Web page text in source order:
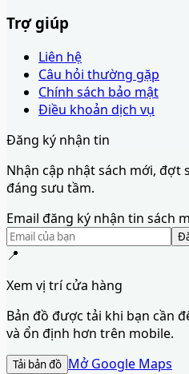
Trợ giúp
Liên hệ
Câu hỏi thường gặp
Chính sách bảo mật
Điều khoản dịch vụ
Đăng ký nhận tin
Nhận cập nhật sách mới, đợt
đáng sưu tầm.
Email đăng ký nhận tin sách
📍
Xem vị trí cửa hàng
Bản đồ được tải khi bạn cần
và ổn định hơn trên mobile.
Tải bản đồ Mở Google Maps